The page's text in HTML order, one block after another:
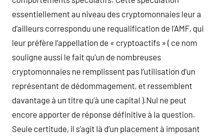
essentiellement au niveau des cryptomonnaies leur a
d’ailleurs correspondu une requalification de l’AMF, qui
leur préfère l’appellation de « cryptoactifs » ( ce nom
souligne aussi le fait qu’un de nombreuses
cryptomonnaies ne remplissent pas l’utilisation d’un
représentant de dédommagement, et ressemblent
davantage à un titre qu’à une capital ).Nul ne peut
encore apporter de réponse définitive à la question.
Seule certitude, il s’agit là d’un placement à imposant